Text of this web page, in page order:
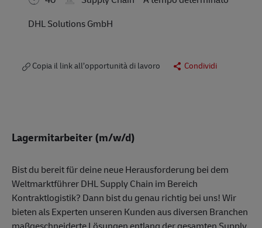
DHL Solutions GmbH
Copia il link all’opportunità di lavoro Condividi
Lagermitarbeiter (m/w/d)
Bist du bereit für deine neue Herausforderung bei dem
Weltmarktführer DHL Supply Chain im Bereich
Kontraktlogistik? Dann bist du genau richtig bei uns! Wir
bieten als Experten unseren Kunden aus diversen Branchen